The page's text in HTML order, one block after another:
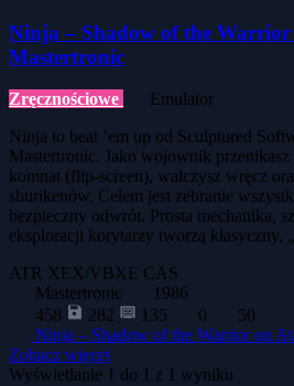
Ninja – Shadow of the
Mastertronic
Zręcznościowe
Emulator
Ninja to beat ’em up od Sculptured
Mastertronic. Jako wojownik przenikasz
komnat (flip-screen), walczysz wręcz
shurikenów. Celem jest zebranie
bezpieczny odwrót. Prosta mechanika,
eksploracji korytarzy tworzą klasyczny,
ATR XEX/VBXE CAS
Mastertronic
1986
458
282 135 0
50
Ninja – Shadow of the Warrior on
Zobacz więcej
Wyświetlanie 1 do 1 z 1 wyniku